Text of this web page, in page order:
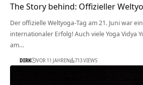
The Story behind: Offizieller
Der offizielle Weltyoga-Tag am 21. Juni war ein
internationaler Erfolg! Auch viele Yoga Vidya
am…
DIRK VOR 11 JAHREN 713 VIEWS